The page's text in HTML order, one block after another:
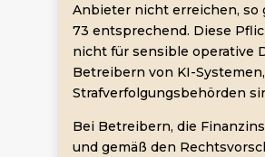
Anbieter nicht erreichen, so
73 entsprechend. Diese
nicht für sensible operative
Betreibern von KI-
Strafverfolgungsbehörden
Bei Betreibern, die
und gemäß den